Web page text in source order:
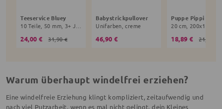
Teeservice Bluey
24,00 € 31,90 €
Babystrickpullover
Unifarben, creme
46,90 € 18,89 € 21,90 €
Warum überhaupt windelfrei erziehen?
Eine windelfreie Erziehung klingt kompliziert, zeitaufwendig und
nach viel Putzarbeit, wenn es mal nicht gelingt, dein Kleines